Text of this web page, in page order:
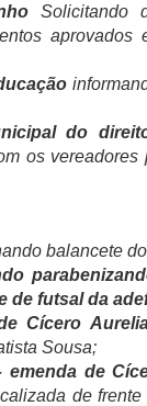
Solicitando
do
os vereadores
balancete
de futsal da
Cícero
Sousa;
emenda de
de